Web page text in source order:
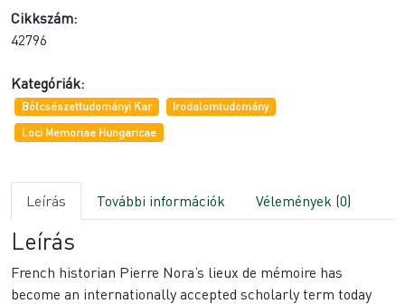
Cikkszám:
42796
Kategóriák:
Bölcsészettudományi Kar
Irodalomtudomány
Loci Memoriae Hungaricae
Leírás További információk Vélemények (0)
Leírás
French historian Pierre Nora’s lieux de mémoire has
become an internationally accepted scholarly term today